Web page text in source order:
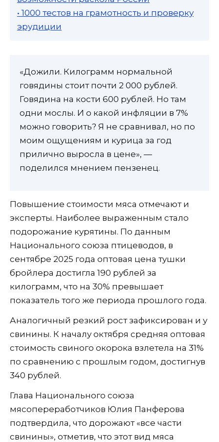
• 1000 тестов на грамотность и проверку
эрудиции
«Дожили. Килограмм нормальной
говядины стоит почти 2 000 рублей.
Говядина на кости 600 рублей. Но там
одни мослы. И о какой инфляции в 7%
можно говорить? Я не сравнивал, но по
моим ощущениям и курица за год
прилично выросла в цене», —
поделился мнением пензенец.
Повышение стоимости мяса отмечают и
эксперты. Наиболее выраженным стало
подорожание курятины. По данным
Национального союза птицеводов, в
сентябре 2025 года оптовая цена тушки
бройлера достигла 190 рублей за
килограмм, что на 30% превышает
показатель того же периода прошлого года.
Аналогичный резкий рост зафиксирован и у
свинины. К началу октября средняя оптовая
стоимость свиного окорока взлетела на 31%
по сравнению с прошлым годом, достигнув
340 рублей.
Глава Национального союза
мясопереработчиков Юлия Панферова
подтвердила, что дорожают «все части
свинины», отметив, что этот вид мяса